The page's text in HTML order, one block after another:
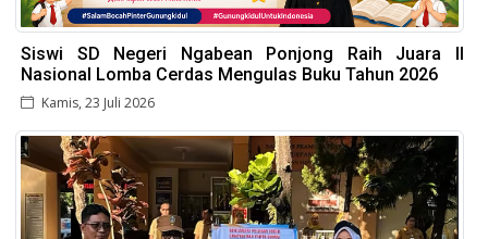
Siswi SD Negeri Ngabean Ponjong Raih Juara II
Nasional Lomba Cerdas Mengulas Buku Tahun 2026
Kamis, 23 Juli 2026